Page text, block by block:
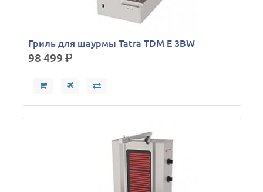
Гриль для шаурмы Tatra TDM E 3BW
98 499р.